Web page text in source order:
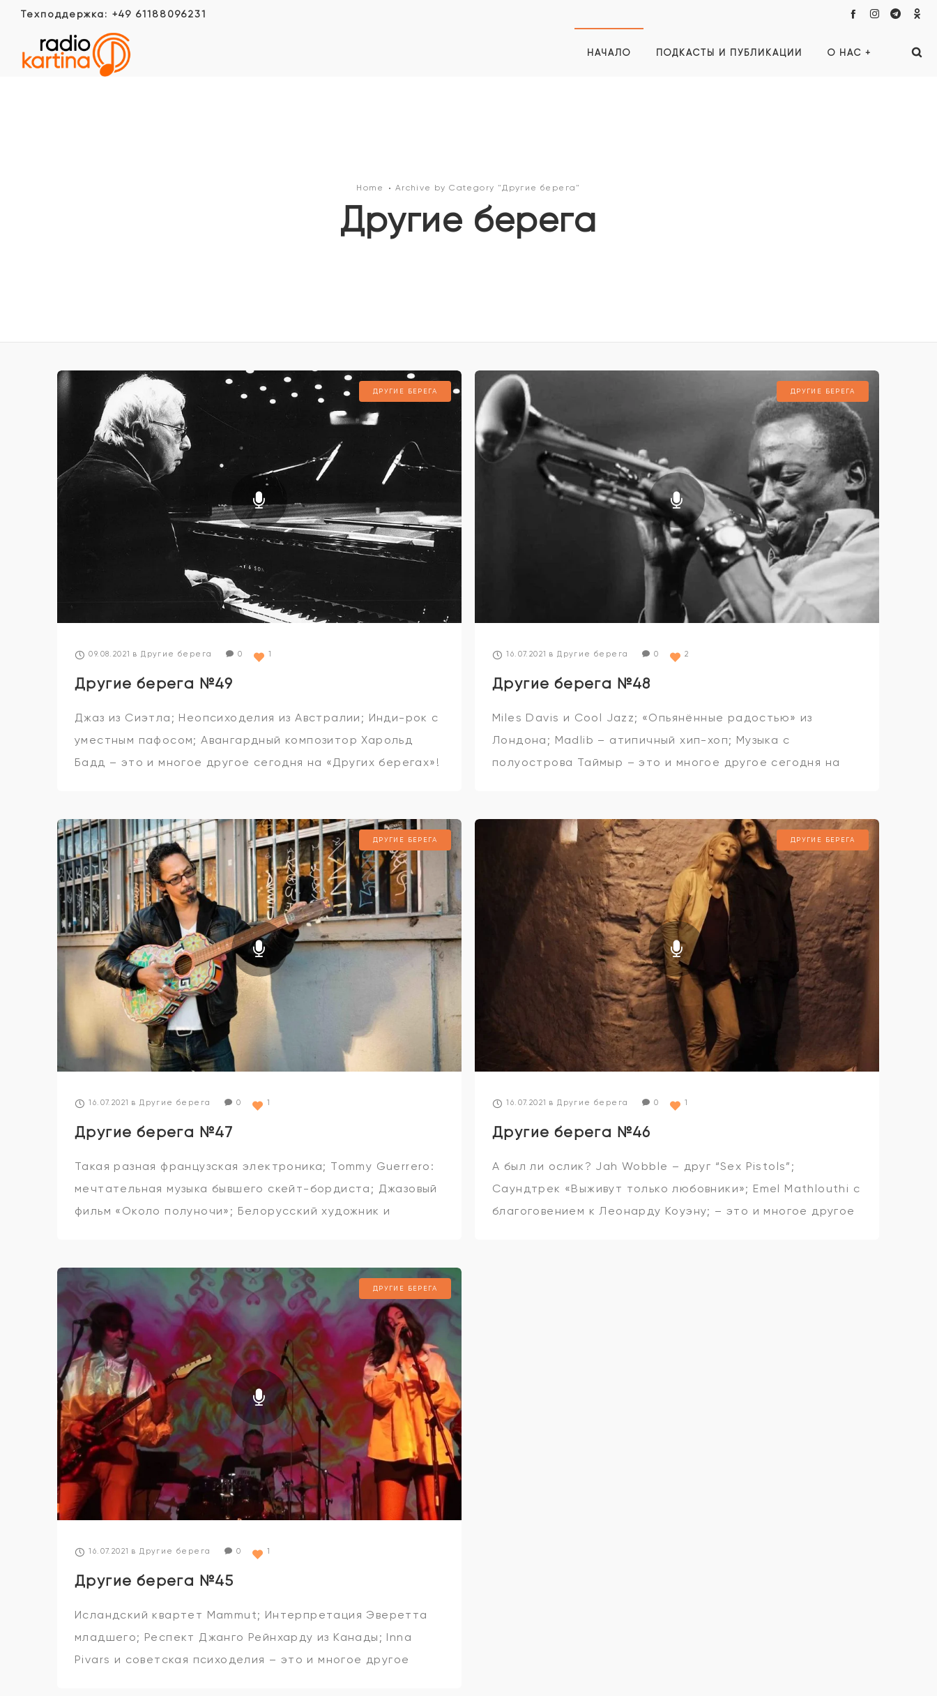
Техподдержка: +49 61188096231
НАЧАЛО ПОДКАСТЫ И ПУБЛИКАЦИИ О НАС +
Home Archive by Category "Другие берега"
Другие берега
ДРУГИЕ БЕРЕГА
09.08.2021 в Другие берега 0 1
Другие берега №49
Джаз из Сиэтла; Неопсиходелия из Австралии; Инди-рок с
уместным пафосом; Авангардный композитор Харольд
Бадд – это и многое другое сегодня на «Других берегах»!
ДРУГИЕ БЕРЕГА
16.07.2021 в Другие берега 0 2
Другие берега №48
Miles Davis и Сool Jazz; «Опьянённые радостью» из
Лондона; Madlib – атипичный хип-хоп; Музыка с
полуострова Таймыр – это и многое другое сегодня на
ДРУГИЕ БЕРЕГА
16.07.2021 в Другие берега 0 1
Другие берега №47
Такая разная французская электроника; Tommy Guerrero:
мечтательная музыка бывшего скейт-бордиста; Джазовый
фильм «Около полуночи»; Белорусский художник и
ДРУГИЕ БЕРЕГА
16.07.2021 в Другие берега 0 1
Другие берега №46
А был ли ослик? Jah Wobble – друг “Sex Pistols”;
Саундтрек «Выживут только любовники»; Emel Mathlouthi c
благоговением к Леонарду Коуэну; – это и многое другое
ДРУГИЕ БЕРЕГА
16.07.2021 в Другие берега 0 1
Другие берега №45
Исландский квартет Mammut; Интерпретация Эверетта
младшего; Респект Джанго Рейнхарду из Канады; Inna
Pivars и советская психоделия – это и многое другое